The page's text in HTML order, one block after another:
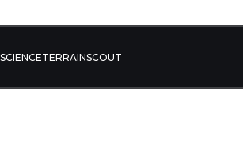
SCIENCETERRAINSCOUT